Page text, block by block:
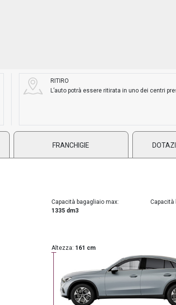
RITIRO
L’auto potrà essere ritirata in uno dei centri
FRANCHIGIE
Capacità bagagliaio max:
1335 dm3
Capacità
Altezza: 161 cm